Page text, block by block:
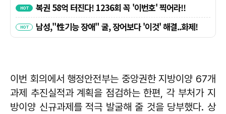
이번 회의에서 행정안전부는 중앙권한 지방이양 67개
과제 추진실적과 계획을 점검하는 한편, 각 부처가 지
방이양 신규과제를 적극 발굴해 줄 것을 당부했다. 상